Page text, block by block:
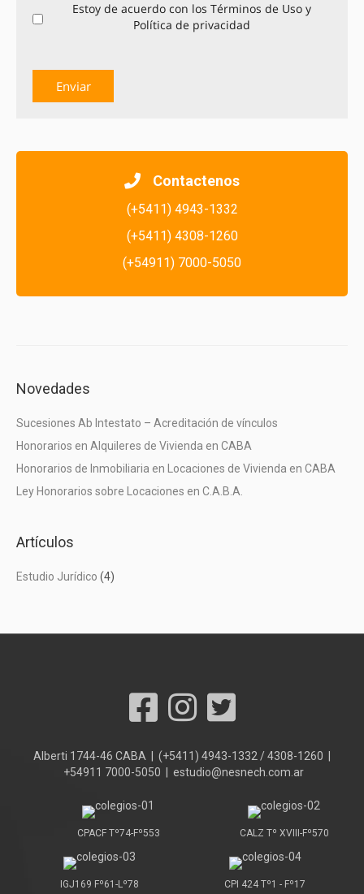
Estoy de acuerdo con los Términos de Uso y
Política de privacidad
Contactenos
(+5411) 4943-1332
(+5411) 4308-1260
(+54911) 7000-5050
Novedades
Sucesiones Ab Intestato – Acreditación de vínculos
Honorarios en Alquileres de Vivienda en CABA
Honorarios de Inmobiliaria en Locaciones de Vivienda en CABA
Ley Honorarios sobre Locaciones en C.A.B.A.
Artículos
Estudio Jurídico (4)
Alberti 1744-46 CABA | (+5411) 4943-1332 / 4308-1260 |
+54911 7000-5050 | estudio@nesnech.com.ar
CPACF Tº74-Fº553 CALZ Tº XVIII-Fº570
IGJ169 Fº61-Lº78 CPI 424 Tº1 - Fº17